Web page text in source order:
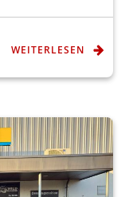
WEITERLESEN